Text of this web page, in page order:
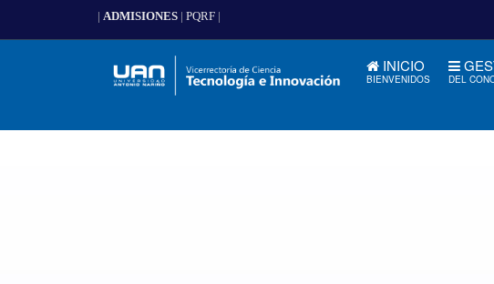
| ADMISIONES | PQRF |
INICIO
BIENVENIDOS DEL